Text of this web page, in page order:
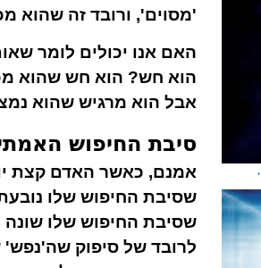
'מסוים', ורובד זה שהוא
האם אנו יכולים לומר
הוא חש? הוא חש שהוא
אבל הוא מרגיש שהוא
סיבת החיפוש
אמנם, כאשר האדם קצת
שסיבת החיפוש שלו
שסיבת החיפוש שלו שונה
לרובד של סיפוק שה'נפש'